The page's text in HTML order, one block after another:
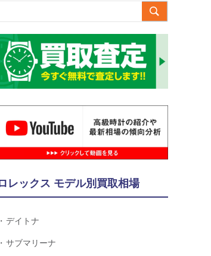

レックス モデル別買取相場
デイトナ
サブマリーナ